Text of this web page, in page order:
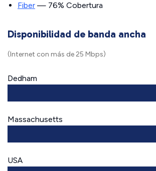
Fiber — 76% Cobertura
Disponibilidad de banda ancha
(Internet con más de 25 Mbps)
Dedham
Massachusetts
USA